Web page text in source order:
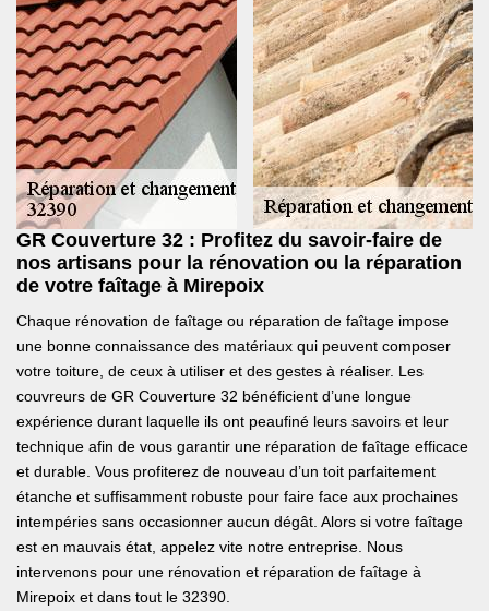
GR Couverture 32 : Profitez du savoir-faire de
nos artisans pour la rénovation ou la réparation
de votre faîtage à Mirepoix
Chaque rénovation de faîtage ou réparation de faîtage impose
une bonne connaissance des matériaux qui peuvent composer
votre toiture, de ceux à utiliser et des gestes à réaliser. Les
couvreurs de GR Couverture 32 bénéficient d’une longue
expérience durant laquelle ils ont peaufiné leurs savoirs et leur
technique afin de vous garantir une réparation de faîtage efficace
et durable. Vous profiterez de nouveau d’un toit parfaitement
étanche et suffisamment robuste pour faire face aux prochaines
intempéries sans occasionner aucun dégât. Alors si votre faîtage
est en mauvais état, appelez vite notre entreprise. Nous
intervenons pour une rénovation et réparation de faîtage à
Mirepoix et dans tout le 32390.